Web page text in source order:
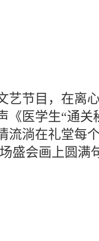
艺节目，在离
《医学生“通
流淌在礼堂每
盛会画上圆满